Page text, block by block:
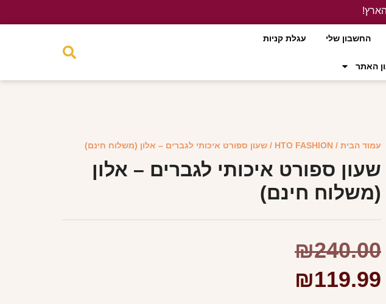
החשבון שלי עגלת קניות
האתר
עמוד הבית /
HTO FASHION / שעון ספורט איכותי לגברים – אלון (משלוח חינם)
שעון ספורט איכותי לגברים – אלון
(משלוח חינם)
₪240.00
₪119.99